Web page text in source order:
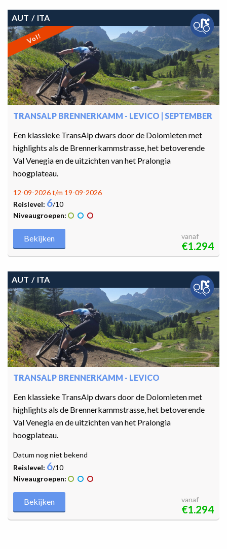
AUT ITA
Vol!
TRANSALP BRENNERKAMM - LEVICO | SEPTEMBER
Een klassieke TransAlp dwars door de Dolomieten met
highlights als de Brennerkammstrasse, het betoverende
Val Venegia en de uitzichten van het Pralongia
hoogplateau.
12-09-2026 t/m 19-09-2026
Reislevel: 6/10
Niveaugroepen:
Bekijken vanaf
€1.294
AUT ITA
TRANSALP BRENNERKAMM - LEVICO
Een klassieke TransAlp dwars door de Dolomieten met
highlights als de Brennerkammstrasse, het betoverende
Val Venegia en de uitzichten van het Pralongia
hoogplateau.
Datum nog niet bekend
Reislevel: 6/10
Niveaugroepen:
Bekijken vanaf
€1.294